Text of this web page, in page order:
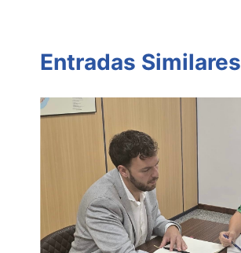
Entradas Similares